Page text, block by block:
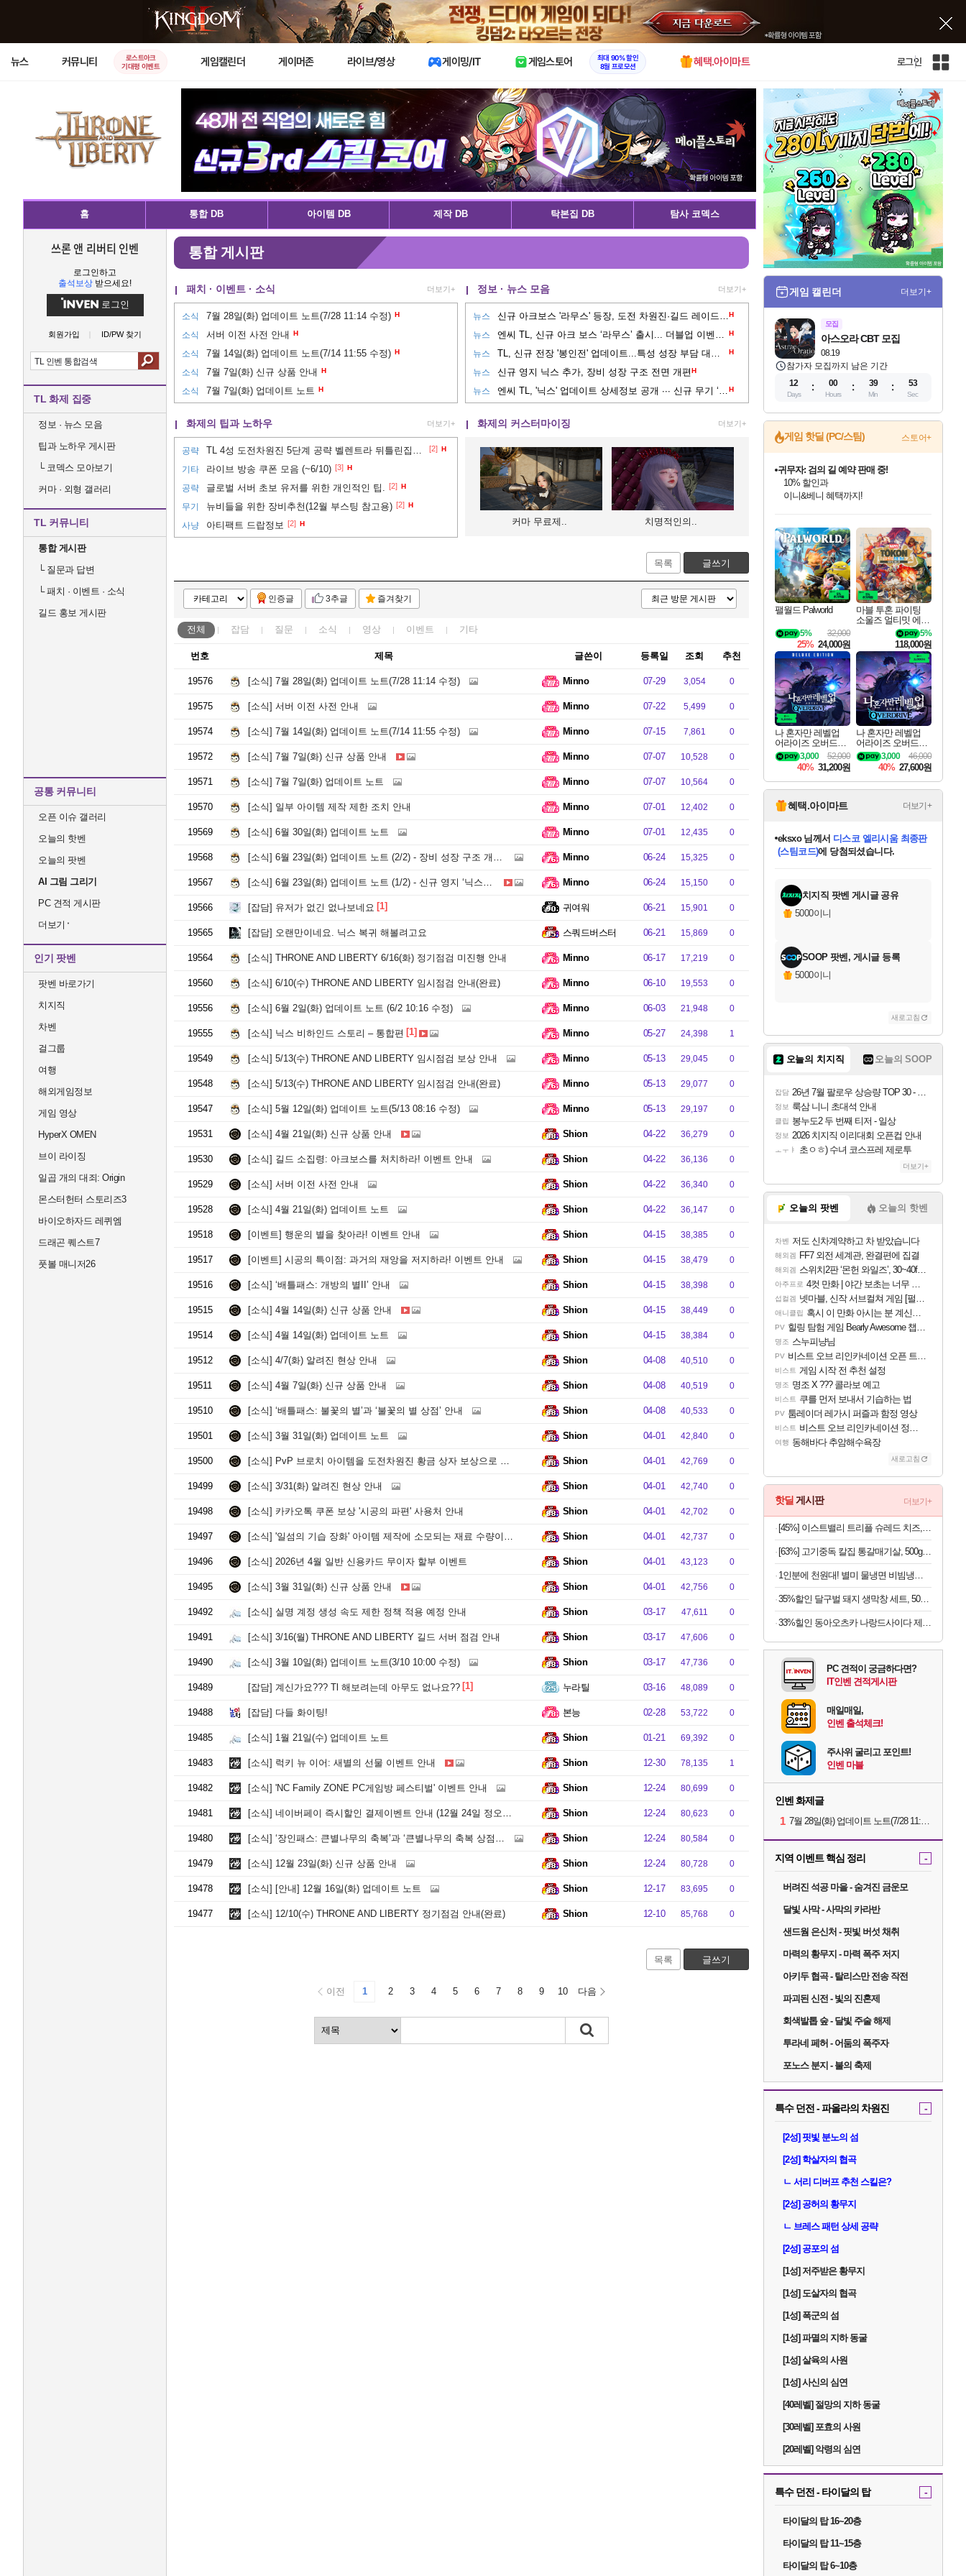
X
뉴스 커뮤니티
로스트아크
기대평 이벤트
게임캘린더 게이머존 라이브/영상 게이밍/IT 게임스토어
최대 90% 할인
8월 프로모션
혜택.아이마트 로그인
인
전
체
사
이
홈 통합 DB 아이템 DB 제작 DB 탁본집 DB 탐사 코덱스
쓰론 앤 리버티 인벤
로그인하고
출석보상 받으세요!
로그인
회원가입 ID/PW 찾기
TL 화제 집중
정보 · 뉴스 모음
팁과 노하우 게시판
└코덱스 모아보기
커마 · 외형 갤러리
TL 커뮤니티
통합 게시판
└질문과 답변
└패치 · 이벤트 · 소식
길드 홍보 게시판
공통 커뮤니티
오픈 이슈 갤러리
오늘의 핫벤
오늘의 팟벤
AI 그림 그리기
PC 견적 게시판
더보기
인기 팟벤
팟벤 바로가기
치지직
차벤
걸그룹
여행
해외게임정보
게임 영상
HyperX OMEN
브이 라이징
일곱 개의 대죄: Origin
몬스터헌터 스토리즈3
바이오하자드 레퀴엠
드래곤 퀘스트7
풋볼 매니저26
통합 게시판
패치 · 이벤트 · 소식 더보기+
소식 7월 28일(화) 업데이트 노트(7/28 11:14 수정) H
소식 서버 이전 사전 안내 H
소식 7월 14일(화) 업데이트 노트(7/14 11:55 수정) H
소식 7월 7일(화) 신규 상품 안내 H
소식 7월 7일(화) 업데이트 노트 H
정보 · 뉴스 모음 더보기+
뉴스 신규 아크보스 '라무스' 등장, 도전 차원진·길드 레이드 확장H
뉴스 엔씨 TL, 신규 아크 보스 ‘라무스’ 출시... 더블업 이벤트 진행 H
뉴스 TL, 신규 전장 '봉인전' 업데이트...특성 성장 부담 대폭 완화 H
뉴스 신규 영지 닉스 추가, 장비 성장 구조 전면 개편H
뉴스 엔씨 TL, '닉스' 업데이트 상세정보 공개 ∙∙∙ 신규 무기 ‘권갑’ 출시H
화제의 팁과 노하우 더보기+
공략 TL 4성 도전차원진 5단계 공략 벨렌트라 뒤틀린집착의밀실 쓰론앤리버티 Throne and Liberty [2] H
기타 라이브 방송 쿠폰 모음 (~6/10) [3] H
공략 글로벌 서버 초보 유저를 위한 개인적인 팁. [2] H
무기 뉴비들을 위한 장비추천(12월 부스팅 참고용) [2] H
사냥 아티팩트 드랍정보 [2] H
화제의 커스터마이징 더보기+
커마 무료제.. 치명적인의..
목록 글쓰기
인증글 3추글 즐겨찾기
전체 잡담 질문 소식 영상 이벤트 기타
번호 제목 글쓴이 등록일 조회 추천
19576 [소식] 7월 28일(화) 업데이트 노트(7/28 11:14 수정) Minno 07-29 3,054 0
19575 [소식] 서버 이전 사전 안내 Minno 07-22 5,499 0
19574 [소식] 7월 14일(화) 업데이트 노트(7/14 11:55 수정) Minno 07-15 7,861 0
19572 [소식] 7월 7일(화) 신규 상품 안내 Minno 07-07 10,528 0
19571 [소식] 7월 7일(화) 업데이트 노트 Minno 07-07 10,564 0
19570 [소식] 일부 아이템 제작 제한 조치 안내 Minno 07-01 12,402 0
19569 [소식] 6월 30일(화) 업데이트 노트 Minno 07-01 12,435 0
19568 [소식] 6월 23일(화) 업데이트 노트 (2/2) - 장비 성장 구조 개편과 신규 장비 Minno 06-24 15,325 0
19567 [소식] 6월 23일(화) 업데이트 노트 (1/2) - 신규 영지 ‘닉스’, 무기 ‘권갑’ 및 콘텐츠 업데이트 Minno 06-24 15,150 0
19566 [잡담] 유저가 없긴 없나보네요 [1] 귀여워 06-21 15,901 0
19565 [잡담] 오랜만이네요. 닉스 복귀 해볼려고요 스쿼드버스터 06-21 15,869 0
19564 [소식] THRONE AND LIBERTY 6/16(화) 정기점검 미진행 안내 Minno 06-17 17,219 0
19560 [소식] 6/10(수) THRONE AND LIBERTY 임시점검 안내(완료) Minno 06-10 19,553 0
19556 [소식] 6월 2일(화) 업데이트 노트 (6/2 10:16 수정) Minno 06-03 21,948 0
19555 [소식] 닉스 비하인드 스토리 – 통합편 [1] Minno 05-27 24,398 1
19549 [소식] 5/13(수) THRONE AND LIBERTY 임시점검 보상 안내 Minno 05-13 29,045 0
19548 [소식] 5/13(수) THRONE AND LIBERTY 임시점검 안내(완료) Minno 05-13 29,077 0
19547 [소식] 5월 12일(화) 업데이트 노트(5/13 08:16 수정) Minno 05-13 29,197 0
19531 [소식] 4월 21일(화) 신규 상품 안내 Shion 04-22 36,279 0
19530 [소식] 길드 소집령: 아크보스를 처치하라! 이벤트 안내 Shion 04-22 36,136 0
19529 [소식] 서버 이전 사전 안내 Shion 04-22 36,340 0
19528 [소식] 4월 21일(화) 업데이트 노트 Shion 04-22 36,147 0
19518 [이벤트] 행운의 별을 찾아라! 이벤트 안내 Shion 04-15 38,385 0
19517 [이벤트] 시공의 특이점: 과거의 재앙을 저지하라! 이벤트 안내 Shion 04-15 38,479 0
19516 [소식] ‘배틀패스: 개방의 별II’ 안내 Shion 04-15 38,398 0
19515 [소식] 4월 14일(화) 신규 상품 안내 Shion 04-15 38,449 0
19514 [소식] 4월 14일(화) 업데이트 노트 Shion 04-15 38,384 0
19512 [소식] 4/7(화) 알려진 현상 안내 Shion 04-08 40,510 0
19511 [소식] 4월 7일(화) 신규 상품 안내 Shion 04-08 40,519 0
19510 [소식] ‘배틀패스: 불꽃의 별’과 ‘불꽃의 별 상점’ 안내 Shion 04-08 40,533 0
19501 [소식] 3월 31일(화) 업데이트 노트 Shion 04-01 42,840 0
19500 [소식] PvP 브로치 아이템을 도전차원진 황금 상자 보상으로 획득할 수 있는 현상과 임시 제한 안내 Shion 04-01 42,769 0
19499 [소식] 3/31(화) 알려진 현상 안내 Shion 04-01 42,740 0
19498 [소식] 카카오톡 쿠폰 보상 '시공의 파편' 사용처 안내 Shion 04-01 42,702 0
19497 [소식] '일섬의 기습 장화' 아이템 제작에 소모되는 재료 수량이 잘못된 현상 및 임시 제한 안내 Shion 04-01 42,737 0
19496 [소식] 2026년 4월 일반 신용카드 무이자 할부 이벤트 Shion 04-01 43,123 0
19495 [소식] 3월 31일(화) 신규 상품 안내 Shion 04-01 42,756 0
19492 [소식] 실명 계정 생성 속도 제한 정책 적용 예정 안내 Shion 03-17 47,611 0
19491 [소식] 3/16(월) THRONE AND LIBERTY 길드 서버 점검 안내 Shion 03-17 47,606 0
19490 [소식] 3월 10일(화) 업데이트 노트(3/10 10:00 수정) Shion 03-17 47,736 0
19489 [잡담] 계신가요??? Tl 해보려는데 아무도 없나요?? [1] 누라틸 03-16 48,089 0
19488 [잡담] 다들 화이팅! 본능 02-28 53,722 0
19485 [소식] 1월 21일(수) 업데이트 노트 Shion 01-21 69,392 0
19483 [소식] 럭키 뉴 이어: 새별의 선물 이벤트 안내 Shion 12-30 78,135 1
19482 [소식] 'NC Family ZONE PC게임방 페스티벌' 이벤트 안내 Shion 12-24 80,699 0
19481 [소식] 네이버페이 즉시할인 결제이벤트 안내 (12월 24일 정오부터~) Shion 12-24 80,623 0
19480 [소식] ‘장인패스: 큰별나무의 축복’과 ‘큰별나무의 축복 상점’ 안내 Shion 12-24 80,584 0
19479 [소식] 12월 23일(화) 신규 상품 안내 Shion 12-24 80,728 0
19478 [소식] [안내] 12월 16일(화) 업데이트 노트 Shion 12-17 83,695 0
19477 [소식] 12/10(수) THRONE AND LIBERTY 정기점검 안내(완료) Shion 12-10 85,768 0
목록 글쓰기
이전 1 2 3 4 5 6 7 8 9 10 다음
게임 캘린더 더보기+
모집
08.19
아스오라 CBT 모집
참가자 모집까지 남은 기간
12
Days
00
Hours
39
Min
52
Sec
게임 핫딜 (PC/스팀) 스토어+
최대 90% 할인가를 만나보세요!
네이버혜택과 함께 만나보세요!
50%할인&추가 적립까지!
귀무자: 검의 길 예약 판매 중!
비스트 오브 리인카네이션 정식 출시!
게임프릭 신작 IP
네이버 혜택가와 함께 예약하세요!
할인&네이버혜택으로 만나보세요!
네이버페이 혜택과 만나보세요!
40주년 프로모션으로 만나보세요!
네이버 포인트 혜택까지!
할인가에 만나보세요!
일부 에디션 상시 할인!
혜택으로 예약 판매 중
편안하게 충전하세요
팰월드 Palworld
32,000
5%
25% 24,000원
마블 투혼 파이팅
소울즈 얼티밋 에디
션 예약구매 MARV
EL Tokon Fighting S
ouls Ultimate Edition
Pre-Purchase
5%
118,000원
나 혼자만 레벨업
어라이즈 오버드라
이브 디럭스 에디션
Solo Leveling Arise
Overdrive Deluxe Edi
tion
52,000
3,000
40% 31,200원
나 혼자만 레벨업
어라이즈 오버드라
이브 Solo Leveling A
rise
46,000
3,000
40% 27,600원
혜택.아이마트 더보기+
당첨되셨습니다.
당첨되셨습니다.
eksxo님께서 디스코 엘리시움 최종판
(스팀코드)에 당첨되셨습니다.
당첨되셨습니다.
당첨되셨습니다.
에디션 (스팀코드)를 교환.
당첨되셨습니다.
당첨되셨습니다.
당첨되셨습니다.
당첨되셨습니다.
치지직 팟벤 게시글 공유
5000이니
SOOP 팟벤, 게시글 등록
5000이니
새로고침
오늘의 치지직 오늘의 SOOP
잡담 26년 7월 팔로우 상승량 TOP 30 - 월간 치지직
정보 룩삼 니니 초대석 안내
클립 봉누도2 두 번째 티저 - 일상
정보 2026 치지직 이리대회 오픈컵 안내
ㅗㅜㅑ 초ㅇㅎ) 수녀 코스프레 제로투
더보기+
오늘의 팟벤 오늘의 핫벤
차벤 저도 신차계약하고 차 받았습니다
해외겜 FF7 외전 세계관, 완결편에 집결
해외겜 스위치2판 ‘몬헌 와일즈’, 30~40fps 목표 추정
아주프로 4컷 만화 | 야간 보초는 너무 힘들어
섭컬겜 넷마블, 신작 서브컬쳐 게임 [펄 인 블루] 티저 사이트 오픈
애니클립 혹시 이 만화 아시는 분 계신가요
PV 힐링 탐험 게임 Bearly Awesome 챕터 1 트레일러
명조 스누피냥님
PV 비스트 오브 리인카네이션 오픈 트레일러
비스트 게임 시작 전 추천 설정
명조 명조 X ??? 콜라보 예고
비스트 쿠를 먼저 보내서 기습하는 법
PV 툼레이더 레가시 퍼즐과 함정 영상
비스트 비스트 오브 리인카네이션 정보/공략글 모음
여행 동해바다 추암해수욕장
새로고침
핫딜 게시판 더보기+
[45%] 이스트밸리 트리플 슈레드 치즈, 1kg, 1개
[63%] 고기중독 칼집 통갈매기살, 500g, 2팩
1인분에 천원대! 별미 물냉면 비빔냉면 10인세트 (메밀/칡/도토리)
35%할인 달구벌 돼지 생막창 세트, 500g, 2봉
33%힐인 동아오츠카 나랑드사이다 제로, 오리지널, 345ml, 24개
PC 견적이 궁금하다면?
IT인벤 견적게시판
매일매일,
인벤 출석체크!
주사위 굴리고 포인트!
인벤 마블
인벤 화제글
1 7월 28일(화) 업데이트 노트(7/28 11:14 수정)
지역 이벤트 핵심 정리 -
버려진 석공 마을 - 숨겨진 금운모
달빛 사막 - 사막의 카라반
샌드웜 은신처 - 핏빛 버섯 채취
마력의 황무지 - 마력 폭주 저지
아키두 협곡 - 탈리스만 전송 작전
파괴된 신전 - 빛의 진혼제
회색발톱 숲 - 달빛 주술 해제
투라네 페허 - 어둠의 폭주자
포노스 분지 - 불의 축제
특수 던전 - 파올라의 차원진 -
[2성] 핏빛 분노의 섬
[2성] 학살자의 협곡
ㄴ 서리 디버프 추천 스킬은?
[2성] 공허의 황무지
ㄴ 브레스 패턴 상세 공략
[2성] 공포의 섬
[1성] 저주받은 황무지
[1성] 도살자의 협곡
[1성] 폭군의 섬
[1성] 파멸의 지하 동굴
[1성] 살육의 사원
[1성] 사신의 심연
[40레벨] 절망의 지하 동굴
[30레벨] 포효의 사원
[20레벨] 악령의 심연
특수 던전 - 타이달의 탑 -
타이달의 탑 16~20층
타이달의 탑 11~15층
타이달의 탑 6~10층